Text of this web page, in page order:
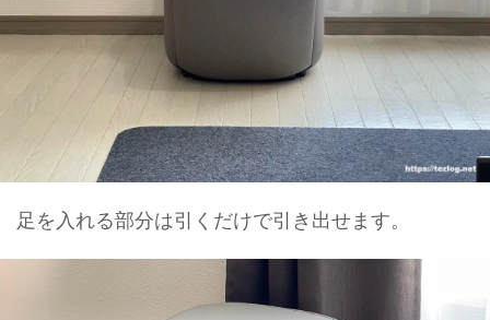
足を入れる部分は引くだけで引き出せます。